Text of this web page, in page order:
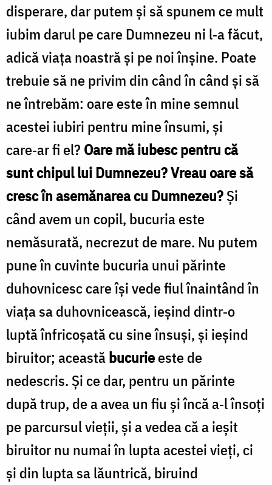
disperare, dar putem şi să spunem ce mult
iubim darul pe care Dumnezeu ni l‑a făcut,
adică viața noastră și pe noi înșine. Poate
trebuie să ne privim din când în când şi să
ne întrebăm: oare este în mine semnul
acestei iubiri pentru mine însumi, și
care‑ar fi el? Oare mă iubesc pentru că
sunt chipul lui Dumnezeu?Vreau oare să
cresc în asemănarea cu Dumnezeu?Şi
când avem un copil, bucuria este
nemăsurată, necrezut de mare. Nu putem
pune în cuvinte bucuria unui părinte
duhovnicesc care îşi vede fiul înaintând în
viaţa sa duhovnicească, ieşind dintr‑o
luptă înfricoşată cu sine însuşi, şi ieşind
biruitor; aceastăbucurieeste de
nedescris. Şi ce dar, pentru un părinte
după trup, de a avea un fiu şi încă a‑l însoţi
pe parcursul vieţii, şi a vedea că a ieşit
biruitor nu numai în lupta acestei vieţi, ci
şi din lupta sa lăuntrică, biruind